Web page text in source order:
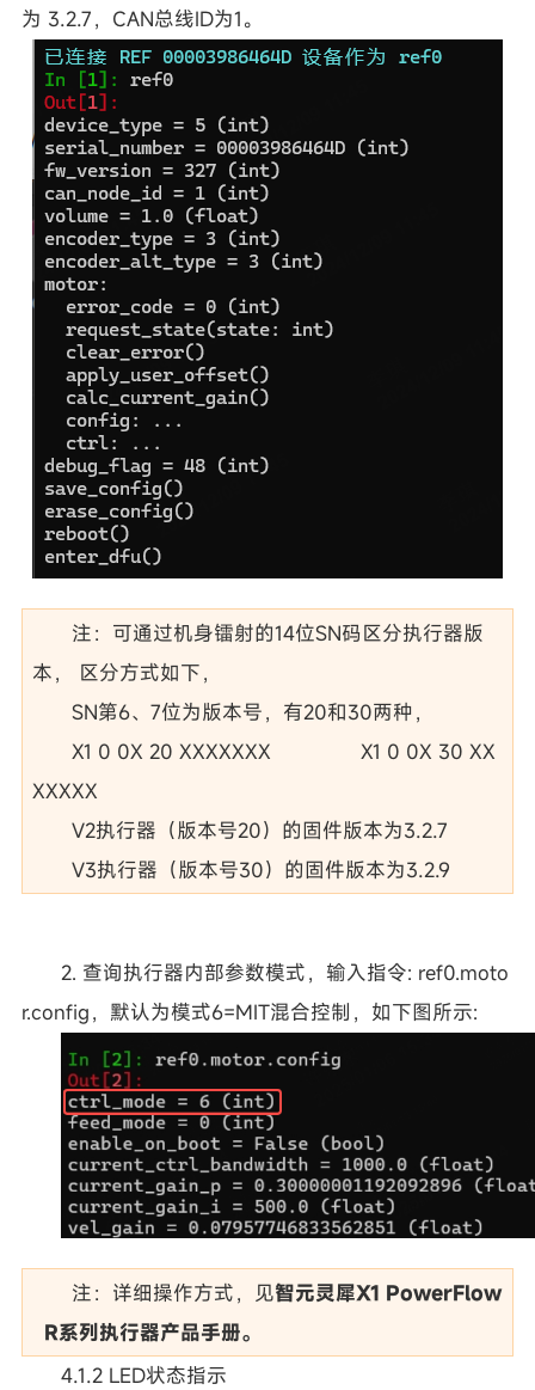
为 3.2.7，CAN总线ID为1。
注：可通过机身镭射的14位SN码区分执行器版
本， 区分方式如下，
SN第6、7位为版本号，有20和30两种，
X1 0 0X 20 XXXXXXX X1 0 0X 30 XX
XXXXX
V2执行器（版本号20）的固件版本为3.2.7
V3执行器（版本号30）的固件版本为3.2.9
2. 查询执行器内部参数模式，输入指令: ref0.moto
r.config，默认为模式6=MIT混合控制，如下图所示:
注：详细操作方式，见智元灵犀X1 PowerFlow
R系列执行器产品手册。
4.1.2 LED状态指示